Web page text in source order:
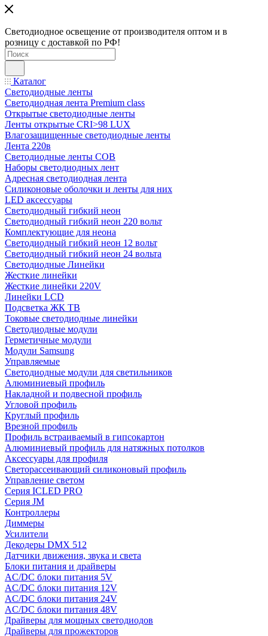
Светодиодное освещение от производителя оптом и в
розницу с доставкой по РФ!
Каталог
Светодиодные ленты
Светодиодная лента Premium class
Открытые светодиодные ленты
Ленты открытые CRI>98 LUX
Влагозащищенные светодиодные ленты
Лента 220в
Светодиодные ленты COB
Наборы светодиодных лент
Адресная светодиодная лента
Силиконовые оболочки и ленты для них
LED аксессуары
Светодиодный гибкий неон
Светодиодный гибкий неон 220 вольт
Комплектующие для неона
Светодиодный гибкий неон 12 вольт
Светодиодный гибкий неон 24 вольта
Светодиодные Линейки
Жесткие линейки
Жесткие линейки 220V
Линейки LCD
Подсветка ЖК ТВ
Токовые светодиодные линейки
Светодиодные модули
Герметичные модули
Модули Samsung
Управляемые
Светодиодные модули для светильников
Алюминиевый профиль
Накладной и подвесной профиль
Угловой профиль
Круглый профиль
Врезной профиль
Профиль встраиваемый в гипсокартон
Алюминиевый профиль для натяжных потолков
Аксессуары для профиля
Светорассеивающий силиконовый профиль
Управление светом
Серия ICLED PRO
Серия JM
Контроллеры
Диммеры
Усилители
Декодеры DMX 512
Датчики движения, звука и света
Блоки питания и драйверы
AC/DC блоки питания 5V
AC/DC блоки питания 12V
AC/DC блоки питания 24V
AC/DC блоки питания 48V
Драйверы для мощных светодиодов
Драйверы для прожекторов